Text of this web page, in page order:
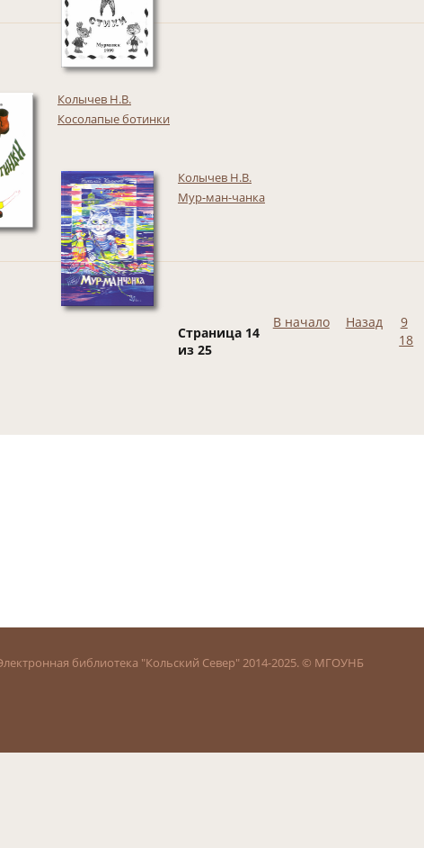
Колычев Н.В.
Косолапые ботинки
Колычев Н.В.
Мур-ман-чанка
Страница 14
из 25
В начало Назад 9
18
библиотека "Кольский Север" 2014-2025. © МГОУНБ